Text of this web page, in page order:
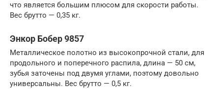
что является большим плюсом для скорости работы.
Вес брутто — 0,35 кг.
Энкор Бобер 9857
Металлическое полотно из высокопрочной стали, для
продольного и поперечного распила, длина — 50 см,
зубья заточены под двумя углами, поэтому довольно
универсальны. Вес брутто — 0,5 кг.